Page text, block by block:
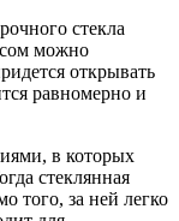
стекла
можно
открывать
равномерно и
в которых
стеклянная
того, за ней легко